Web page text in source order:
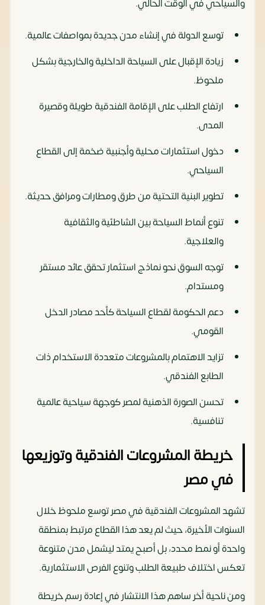
والسياحي في الوقت الحالي.
توسع الدولة في إنشاء مدن جديدة بمواصفات عالمية.
زيادة الإقبال على السياحة الداخلية والخارجية بشكل
ملحوظ.
ارتفاع الطلب على الإقامة الفندقية طويلة وقصيرة
المدى.
دخول استثمارات محلية وأجنبية ضخمة إلى القطاع
السياحي.
تطوير البنية التحتية من طرق ومطارات ومرافق حديثة.
تنوع أنماط السياحة بين الشاطئية والثقافية
والعلاجية.
توجه السوق نحو نماذج استثمار تحقق عائد مستقر
ومستدام.
دعم الحكومة لقطاع السياحة كأحد مصادر الدخل
القومي.
تزايد الاهتمام بالمشروعات متعددة الاستخدام ذات
الطابع الفندقي.
تحسن الصورة الذهنية لمصر كوجهة سياحية عالمية
تنافسية.
خريطة المشروعات الفندقية وتوزيعها
في مصر
تشهد المشروعات الفندقية في مصر توسع ملحوظ خلال
السنوات الأخيرة، حيث لم يعد هذا القطاع مرتبط بمنطقة
واحدة أو نمط محدد، بل أصبح يمتد ليشمل مدن متنوعة
تعكس اختلاف طبيعة الطلب وتنوع الفرص الاستثمارية.
ومن ناحية أخر ساهم هذا الانتشار في إعادة رسم خريطة